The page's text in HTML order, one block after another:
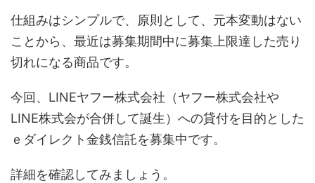
仕組みはシンプルで、原則として、元本変動はない
ことから、最近は募集期間中に募集上限達した売り
切れになる商品です。
今回、LINEヤフー株式会社（ヤフー株式会社や
LINE株式会が合併して誕生）への貸付を目的とした
ｅダイレクト金銭信託を募集中です。
詳細を確認してみましょう。